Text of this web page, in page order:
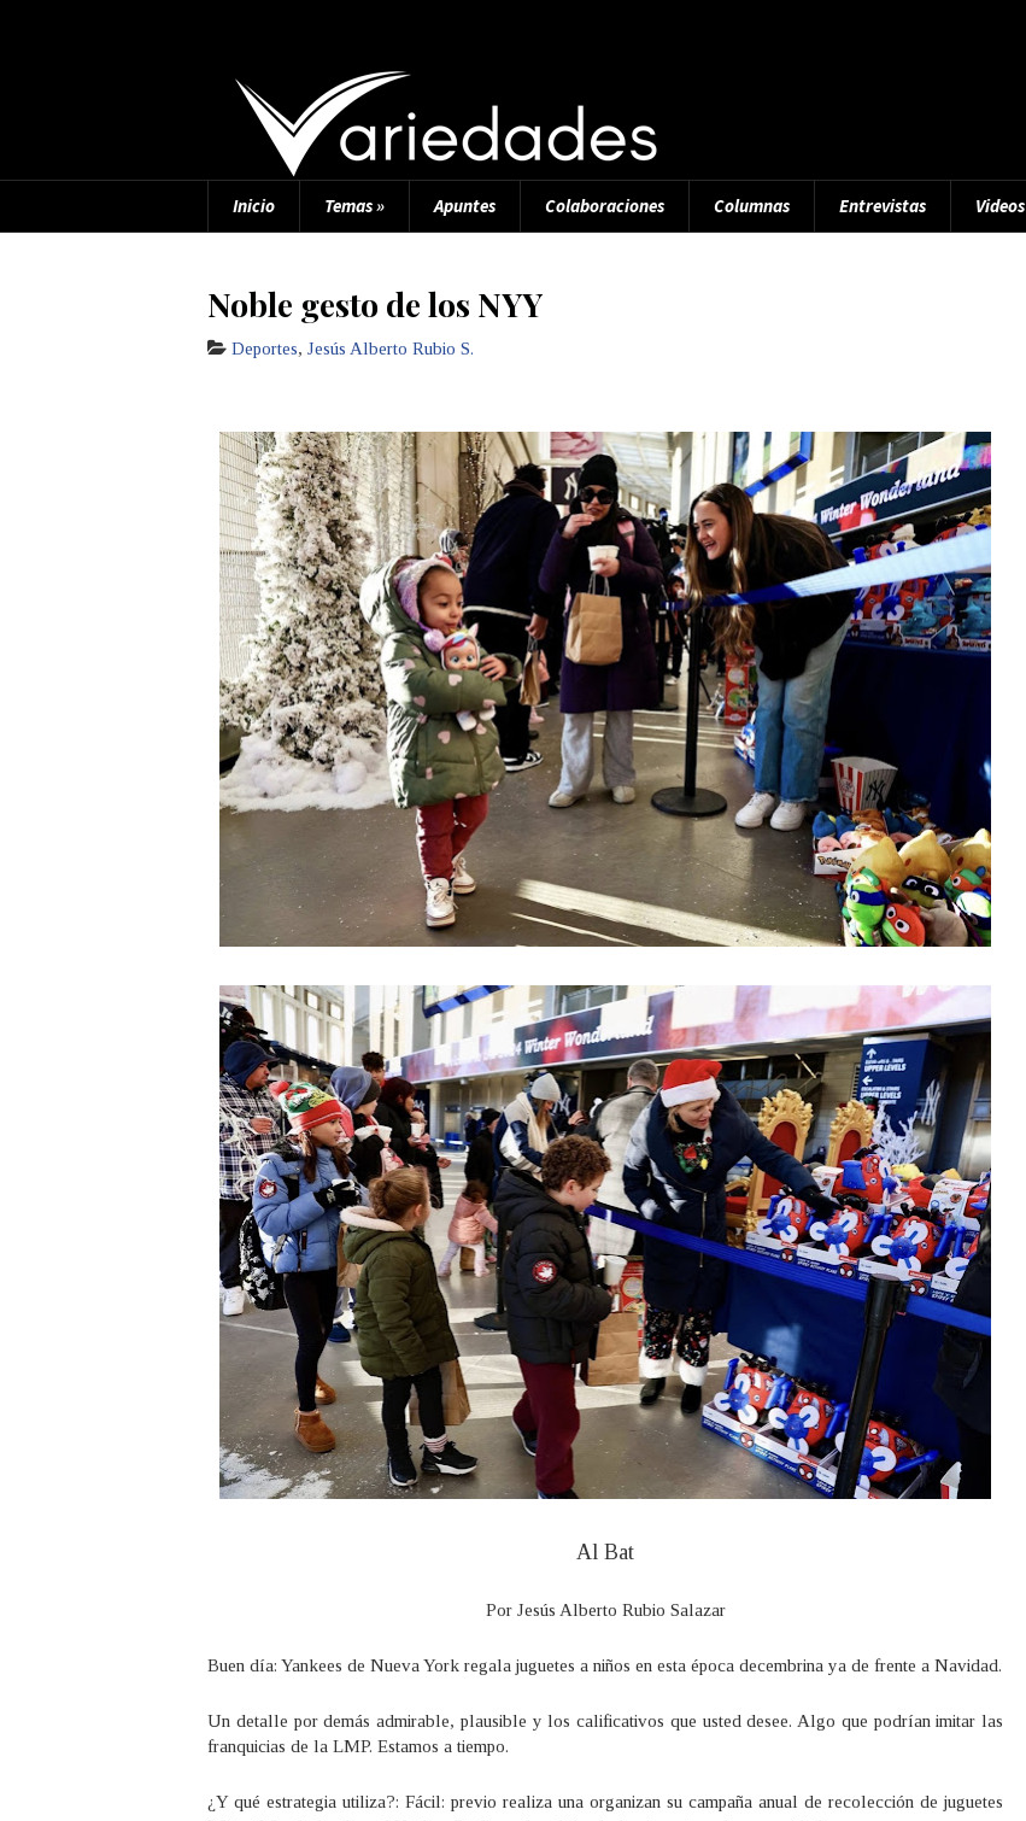
Inicio Temas» Apuntes Colaboraciones Columnas Entrevistas Videos
Noble gesto de los NYY
Deportes, Jesús Alberto Rubio S.
Al Bat
Por Jesús Alberto Rubio Salazar
Buen día: Yankees de Nueva York regala juguetes a niños en esta época decembrina ya de frente a Navidad.
Un detalle por demás admirable, plausible y los calificativos que usted desee. Algo que podrían imitar las
franquicias de la LMP. Estamos a tiempo.
¿Y qué estrategia utiliza?: Fácil: previo realiza una organizan su campaña anual de recolección de juguetes